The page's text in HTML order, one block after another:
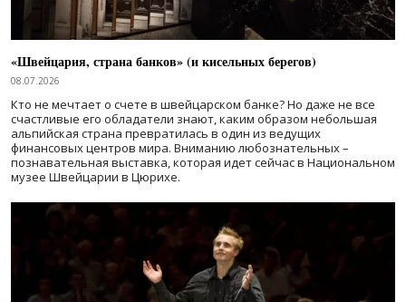
«Швейцария, страна банков» (и кисельных берегов)
08.07.2026
Кто не мечтает о счете в швейцарском банке? Но даже не все
счастливые его обладатели знают, каким образом небольшая
альпийская страна превратилась в один из ведущих
финансовых центров мира. Вниманию любознательных –
познавательная выставка, которая идет сейчас в Национальном
музее Швейцарии в Цюрихе.